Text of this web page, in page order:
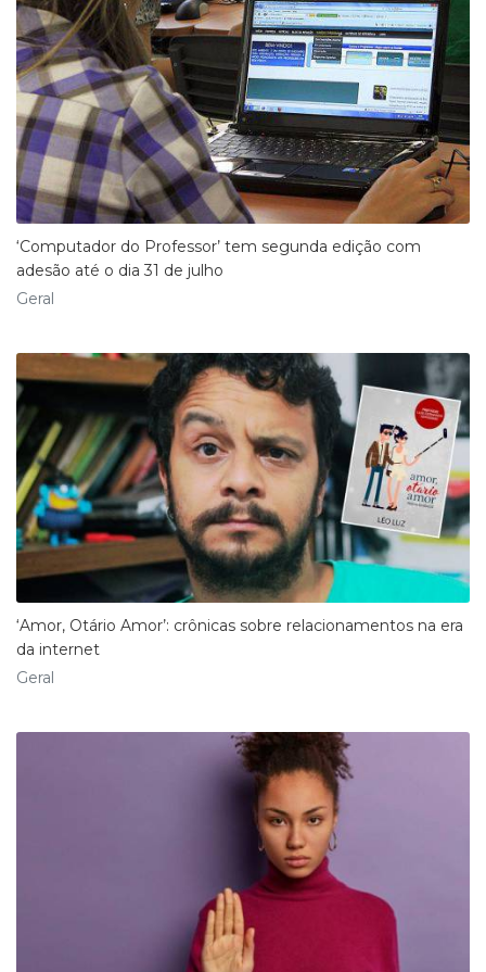
‘Computador do Professor’ tem segunda edição com
adesão até o dia 31 de julho
Geral
‘Amor, Otário Amor’: crônicas sobre relacionamentos na era
da internet
Geral